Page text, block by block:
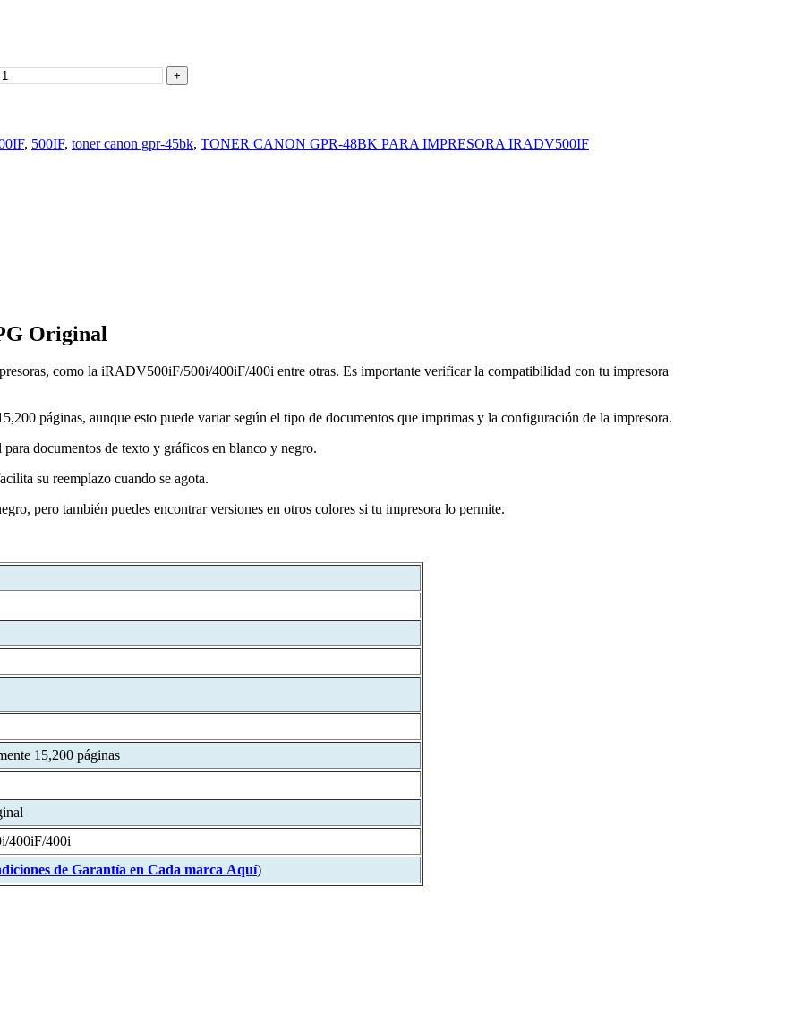
, 500IF, toner canon gpr-45bk, TONER CANON GPR-48BK PARA IMPRESORA IRADV500IF
Original
como la iRADV500iF/500i/400iF/400i entre otras. Es importante verificar la compatibilidad con tu impresora
páginas, aunque esto puede variar según el tipo de documentos que imprimas y la configuración de la impresora.
documentos de texto y gráficos en blanco y negro.
su reemplazo cuando se agota.
pero también puedes encontrar versiones en otros colores si tu impresora lo permite.
15,200 páginas
400iF/400i
de Garantía en Cada marca Aquí)